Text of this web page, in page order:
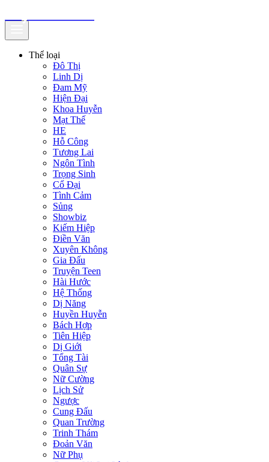
Thể loại
Đô Thị
Linh Dị
Đam Mỹ
Hiện Đại
Khoa Huyễn
Mạt Thế
HE
Hỗ Công
Tương Lai
Ngôn Tình
Trọng Sinh
Cổ Đại
Tình Cảm
Sủng
Showbiz
Kiếm Hiệp
Điền Văn
Xuyên Không
Gia Đấu
Truyện Teen
Hài Hước
Hệ Thống
Dị Năng
Huyền Huyễn
Bách Hợp
Tiên Hiệp
Dị Giới
Tổng Tài
Quân Sự
Nữ Cường
Lịch Sử
Ngược
Cung Đấu
Quan Trường
Trinh Thám
Đoản Văn
Nữ Phụ